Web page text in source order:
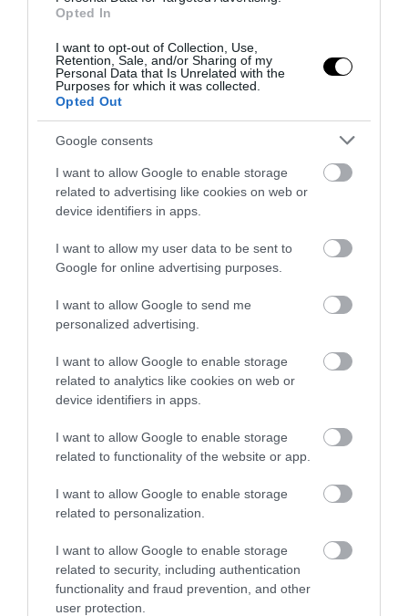
Opted In
I want to opt-out of Collection, Use,
Retention, Sale, and/or Sharing of my
Personal Data that Is Unrelated with the
Purposes for which it was collected.
Opted Out
Google consents
I want to allow Google to enable storage
related to advertising like cookies on web or
device identifiers in apps.
I want to allow my user data to be sent to
Google for online advertising purposes.
I want to allow Google to send me
personalized advertising.
I want to allow Google to enable storage
related to analytics like cookies on web or
device identifiers in apps.
I want to allow Google to enable storage
related to functionality of the website or app.
I want to allow Google to enable storage
related to personalization.
I want to allow Google to enable storage
related to security, including authentication
functionality and fraud prevention, and other
user protection.
Πράσινη Βιομηχανική Επανάσταση της
χώρας την παρουσίασα στη ΔΕΘ πριν δυό
χρόνια. Βασίζεται στην εγχώρια
παραγωγή τεχνολογιών πράσινης
ενέργειας σε περιοχές που πλήττονται από
την αποβιομηχάνιση (π.χ. μπαταρίες
υψηλής τεχνολογίας στη βιομηχανική
περιοχή της Πάτρας και θαλάσσιων
αλουμινένιων ανεμογεννητριών στην
Μεγαλόπολη, το Βόλο, την Πτολεμαΐδα)
και, παράλληλα, στη μετατροπή της Β.
Ελλάδας (από τη Θεσσαλονίκη μέχρι την
Αλεξανδρούπολη) σε κέντρο παραγωγής
και διανομής πράσινου υδρογόνου (το
οποίο θα αναδειχθεί στο ντίζελ του
μέλλοντος).
Ο πρωτογενής τομέας συνδέεται με το
για την καλλιέργεια ποιοτικών προϊόντων
με ταυτότητα, αύξηση της βιολογικής
καλλιέργειας, εκπαίδευση των αγροτών,
ενίσχυση συνεργατικών εγχειρημάτων
που χτυπάνε τους μεσάζοντες και